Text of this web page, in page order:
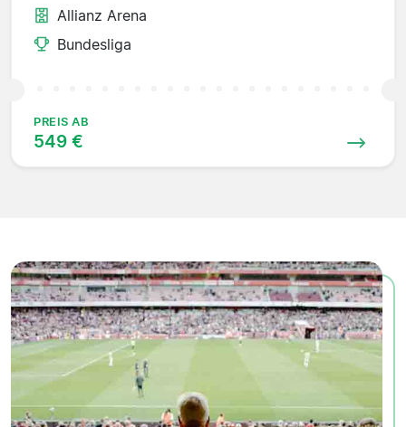
Allianz Arena
Bundesliga
PREIS AB
549 €